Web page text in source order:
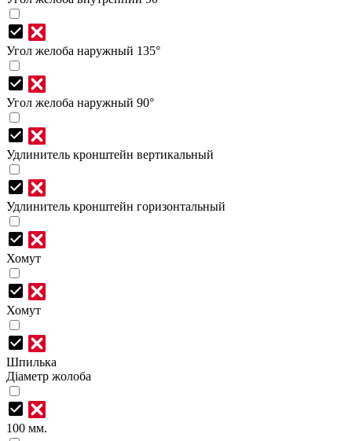
Угол желоба наружный 135°
Угол желоба наружный 90°
Удлинитель кронштейн вертикальный
Удлинитель кронштейн горизонтальный
Хомут
Хомут
Шпилька
Діаметр жолоба
100 мм.